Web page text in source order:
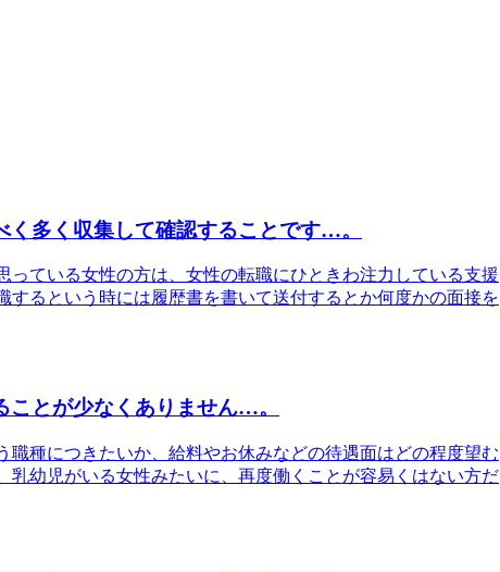
多く収集して確認することです…。
っている女性の方は、女性の転職にひときわ注力している支援
るという時には履歴書を書いて送付するとか何度かの面接を
とが少なくありません…。
種につきたいか、給料やお休みなどの待遇面はどの程度望む
幼児がいる女性みたいに、再度働くことが容易くはない方だ